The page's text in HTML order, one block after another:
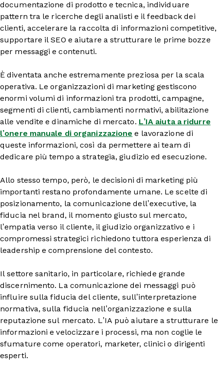
documentazione di prodotto e tecnica, individuare
pattern tra le ricerche degli analisti e il feedback dei
clienti, accelerare la raccolta di informazioni competitive,
supportare il SEO e aiutare a strutturare le prime bozze
per messaggi e contenuti.
È diventata anche estremamente preziosa per la scala
operativa. Le organizzazioni di marketing gestiscono
enormi volumi di informazioni tra prodotti, campagne,
segmenti di clienti, cambiamenti normativi, abilitazione
alle vendite e dinamiche di mercato. L’IA aiuta a ridurre
l’onere manuale di organizzazione e lavorazione di
queste informazioni, così da permettere ai team di
dedicare più tempo a strategia, giudizio ed esecuzione.
Allo stesso tempo, però, le decisioni di marketing più
importanti restano profondamente umane. Le scelte di
posizionamento, la comunicazione dell’executive, la
fiducia nel brand, il momento giusto sul mercato,
l’empatia verso il cliente, il giudizio organizzativo e i
compromessi strategici richiedono tuttora esperienza di
leadership e comprensione del contesto.
Il settore sanitario, in particolare, richiede grande
discernimento. La comunicazione dei messaggi può
influire sulla fiducia del cliente, sull’interpretazione
normativa, sulla fiducia nell’organizzazione e sulla
reputazione sul mercato. L’IA può aiutare a strutturare le
informazioni e velocizzare i processi, ma non coglie le
sfumature come operatori, marketer, clinici o dirigenti
esperti.